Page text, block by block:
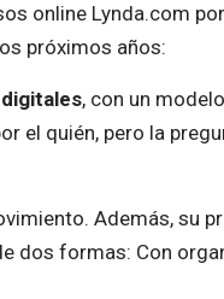
online Lynda.com
próximos años:
, con un
el quién, pero la
Además, su
dos formas: Con